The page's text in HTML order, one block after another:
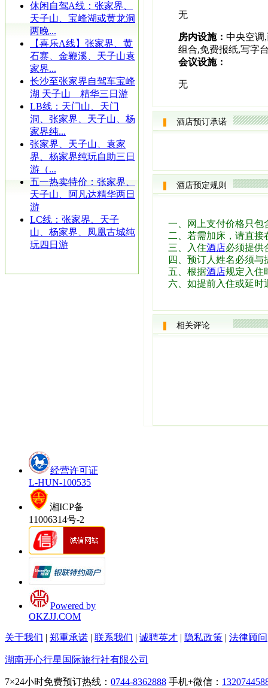
休闲自驾A线：张家界、
天子山、宝峰湖或黄龙洞
两晚...
【喜乐A线】张家界、黄
石寨、金鞭溪、天子山袁
家界...
长沙至张家界自驾车宝峰
湖 天子山 精华三日游
LB线：天门山、天门
洞、张家界、天子山、杨
家界纯...
张家界、天子山、袁家
界、杨家界纯玩自助三日
游（...
五一热卖特价：张家界、
天子山、阿凡达精华两日
游
LC线：张家界、天子
山、杨家界、凤凰古城纯
玩四日游
无
房内设施： 中央空调
组合,免费报纸,写字
会议设施：
无
酒店预订承诺
酒店预定规则
一、网上支付价格只包
二、若需加床，请直接
三、入住酒店必须提供
四、预订人姓名必须
五、根据酒店规定入住
六、如提前入住或延时
相关评论
经营许可证
L-HUN-100535
湘ICP备
11006314号-2
Powered by
OKZJJ.COM
关于我们 | 郑重承诺 | 联系我们 | 诚聘英才 | 隐私政策 | 法律顾问
湖南开心行星国际旅行社有限公司
7×24小时免费预订热线： 0744-8362888 手机+微信：